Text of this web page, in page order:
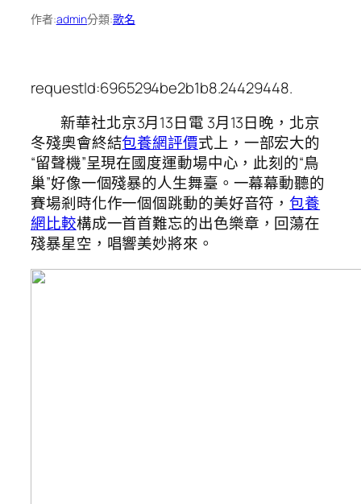
作者:admin分類:歌名
requestId:6965294be2b1b8.24429448.
新華社北京3月13日電 3月13日晚，北京
冬殘奧會終結包養網評價式上，一部宏大的
“留聲機”呈現在國度運動場中心，此刻的“鳥
巢”好像一個殘暴的人生舞臺。一幕幕動聽的
賽場剎時化作一個個跳動的美好音符，包養
網比較構成一首首難忘的出色樂章，回蕩在
殘暴星空，唱響美妙將來。